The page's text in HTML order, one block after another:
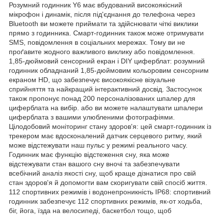
Розумний годинник Y6 має вбудований високоякісний
мікрофон і динамік, після під'єднання до телефона через
Bluetooth ви можете приймати та здійснювати чіткі виклики
прямо з годинника. Смарт-годинник також може отримувати
SMS, повідомлення в соціальних мережах. Тому ви не
проґавите жодного важливого виклику або повідомлення.
1,85-дюймовий сенсорний екран і DIY циферблат: розумний
годинник обладнаний 1,85-дюймовим кольоровим сенсорним
екраном HD, що забезпечує високоякісне візуальне
сприйняття та найкращий інтерактивний досвід. Застосунок
також пропонує понад 200 персоналізованих шпалер для
циферблата на вибір. або ви можете налаштувати шпалери
циферблата з вашими улюбленими фотографіями.
Цілодобовий моніторинг стану здоров'я: цей смарт-годинник із
трекером має вдосконалений датчик серцевого ритму, який
може відстежувати наш пульс у режимі реального часу.
Годинник має функцію відстеження сну, яка може
відстежувати стан вашого сну вночі та забезпечувати
всебічний аналіз якості сну, щоб краще дізнатися про свій
стан здоров'я й допомогти вам скоригувати свій спосіб життя.
112 спортивних режимів і водонепроникність IP68: спортивний
годинник забезпечує 112 спортивних режимів, як-от ходьба,
біг, йога, їзда на велосипеді, баскетбол тощо, щоб